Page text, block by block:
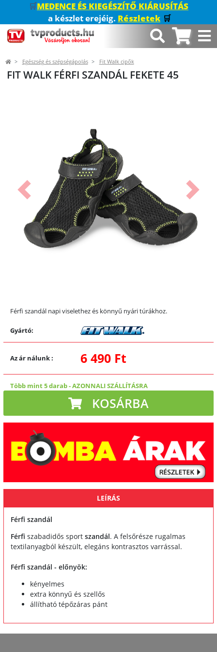
🛒MEDENCE ÉS KIEGÉSZÍTŐ KIÁRUSÍTÁS
a készlet erejéig. Részletek 🛒
Egészség és szépségápolás Fit Walk cipők
FIT WALK FÉRFI SZANDÁL FEKETE 45
Előző
Férfi szandál napi viselethez és könnyű nyári túrákhoz.
Gyártó:
Az ár nálunk: 6 490 Ft
Több mint 5 darab-AZONNALI SZÁLLÍTÁSRA
KOSÁRBA
LEÍRÁS
Férfi szandál
Férfi szabadidős sport szandál. A felsőrésze rugalmas
textilanyagból készült, elegáns kontrasztos varrással.
Férfi szandál - előnyök:
kényelmes
extra könnyű és szellős
állítható tépőzáras pánt